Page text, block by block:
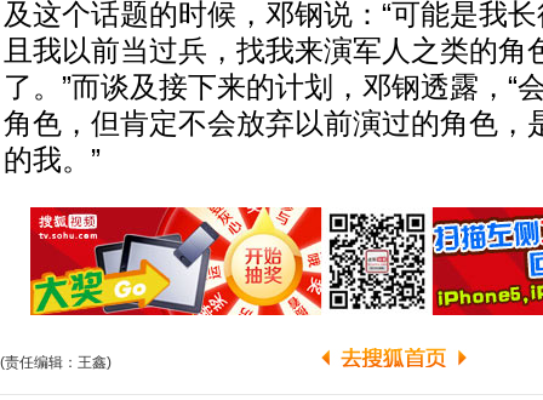
及这个话题的时候，邓钢说：“可能是我
且我以前当过兵，找我来演军人之类的角
了。”而谈及接下来的计划，邓钢透露，“
角色，但肯定不会放弃以前演过的角色，
的我。”
(责任编辑：王鑫)